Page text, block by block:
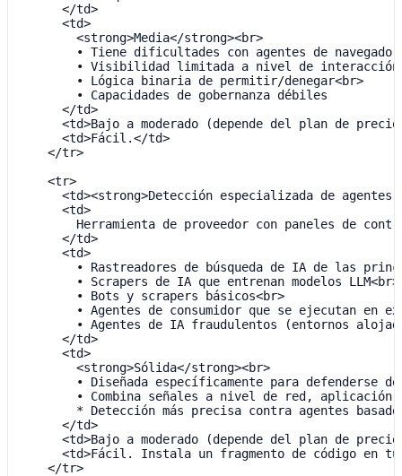
      </td>
      <td>
        <strong>Media</strong><br>
• Tiene dificultades con agentes de
• Visibilidad limitada a nivel de
        • Lógica binaria de permitir/denegar<br>
        • Capacidades de gobernanza débiles
      </td>
<td>Bajo a moderado (depende del plan de
      <td>Fácil.</td>
    </tr>
    <tr>
<td><strong>Detección especializada de agentes
      <td>
Herramienta de proveedor con paneles de
      </td>
      <td>
• Rastreadores de búsqueda de IA de las
        • Scrapers de IA que entrenan modelos LLM<br>
        • Bots y scrapers básicos<br>
• Agentes de consumidor que se ejecutan en
• Agentes de IA fraudulentos (entornos
      </td>
      <td>
        <strong>Sólida</strong><br>
• Diseñada específicamente para defenderse
• Combina señales a nivel de red, aplicación
* Detección más precisa contra agentes
      </td>
<td>Bajo a moderado (depende del plan de
<td>Fácil. Instala un fragmento de código en
    </tr>